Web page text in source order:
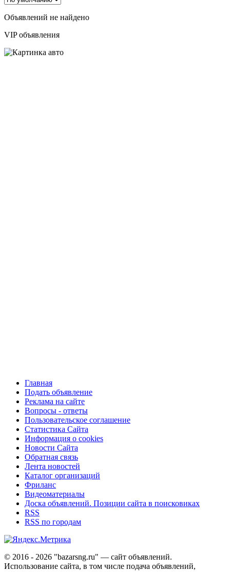
Объявлений не найдено
VIP объявления
Главная
Подать объявление
Реклама на сайте
Вопросы - ответы
Пользовательское соглашение
Статистика Сайта
Информация о cookies
Новости Сайта
Обратная связь
Лента новостей
Каталог организаций
Фриланс
Видеоматериалы
Доска объявлений. Позиции сайта в поисковиках
RSS
RSS по городам
© 2016 - 2026 "bazarsng.ru" — сайт объявлений.
Использование сайта, в том числе подача объявлений,